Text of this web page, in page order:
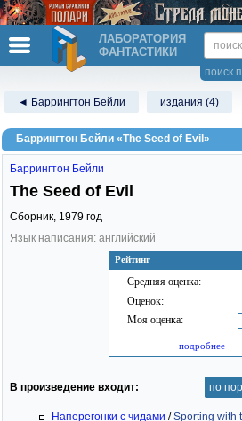
ЛАБОРАТОРИЯ
ФАНТАСТИКИ
поиск
◄ Баррингтон Бейли издания (4)
Баррингтон Бейли «The Seed of Evil»
Рейтинг
Средняя оценка:
Оценок:
Моя оценка:
подробнее
Баррингтон Бейли
The Seed of Evil
Сборник, 1979 год
Язык написания: английский
В произведение входит: по
Наперегонки с чидами /Sporting with